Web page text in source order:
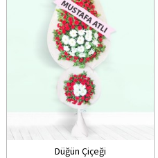
Düğün Çiçeği